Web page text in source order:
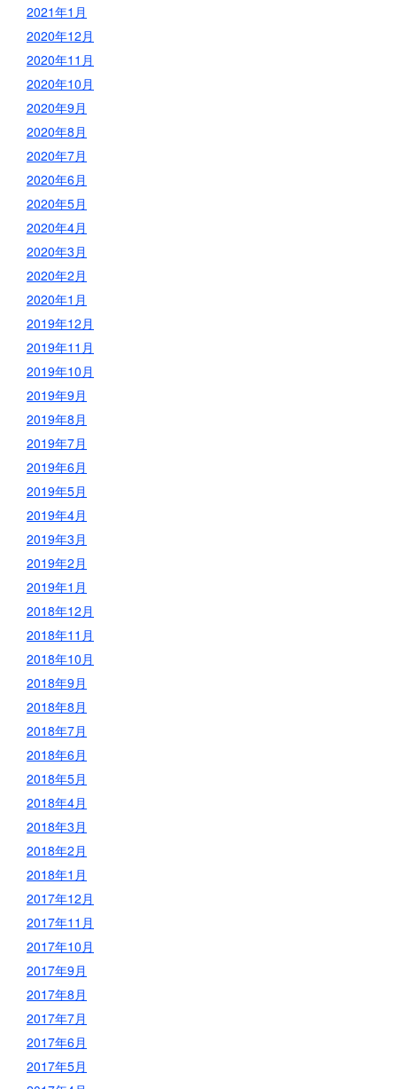
2021年1月
2020年12月
2020年11月
2020年10月
2020年9月
2020年8月
2020年7月
2020年6月
2020年5月
2020年4月
2020年3月
2020年2月
2020年1月
2019年12月
2019年11月
2019年10月
2019年9月
2019年8月
2019年7月
2019年6月
2019年5月
2019年4月
2019年3月
2019年2月
2019年1月
2018年12月
2018年11月
2018年10月
2018年9月
2018年8月
2018年7月
2018年6月
2018年5月
2018年4月
2018年3月
2018年2月
2018年1月
2017年12月
2017年11月
2017年10月
2017年9月
2017年8月
2017年7月
2017年6月
2017年5月